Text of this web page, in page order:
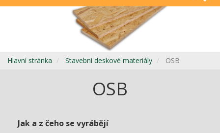
Hlavní stránka Stavební deskové materiály OSB
OSB
Jak a z čeho se vyrábějí